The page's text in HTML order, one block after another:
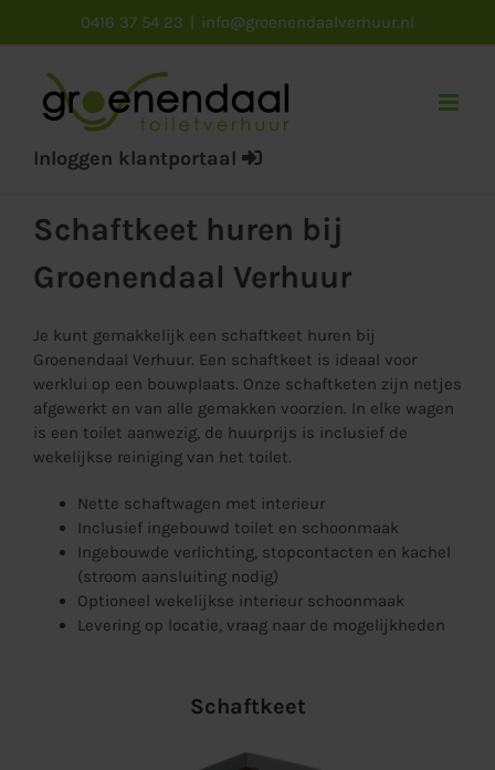
0416 37 54 23 | info@groenendaalverhuur.nl
Inloggen klantportaal
Schaftkeet huren bij
Groenendaal Verhuur
Je kunt gemakkelijk een schaftkeet huren bij
Groenendaal Verhuur. Een schaftkeet is ideaal voor
werklui op een bouwplaats. Onze schaftketen zijn netjes
afgewerkt en van alle gemakken voorzien. In elke wagen
is een toilet aanwezig, de huurprijs is inclusief de
wekelijkse reiniging van het toilet.
Nette schaftwagen met interieur
Inclusief ingebouwd toilet en schoonmaak
Ingebouwde verlichting, stopcontacten en kachel
(stroom aansluiting nodig)
Optioneel wekelijkse interieur schoonmaak
Levering op locatie, vraag naar de mogelijkheden
Schaftkeet